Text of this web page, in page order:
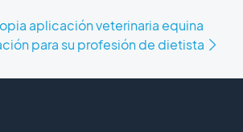
aplicación veterinaria equina
para su profesión de dietista